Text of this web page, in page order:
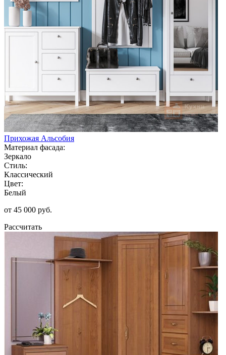
Прихожая Альсобия
Материал фасада:
Зеркало
Стиль:
Классический
Цвет:
Белый
от 45 000 руб.
Рассчитать